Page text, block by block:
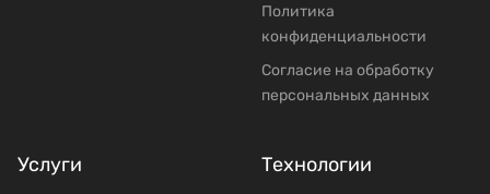
Политика
конфиденциальности
Согласие на обработку
персональных данных
Услуги Технологии